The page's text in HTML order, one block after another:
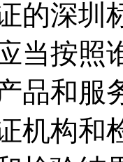
的深圳
当按照
品和服
机构和